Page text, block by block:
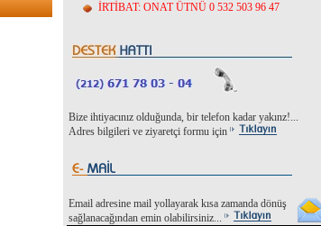
İRTİBAT: ONAT ÜTNÜ 0 532 503 96 47
Bize ihtiyacınız olduğunda, bir telefon kadar yakınz!...
Adres bilgileri ve ziyaretçi formu için
Email adresine mail yollayarak kısa zamanda dönüş
sağlanacağından emin olabilirsiniz...